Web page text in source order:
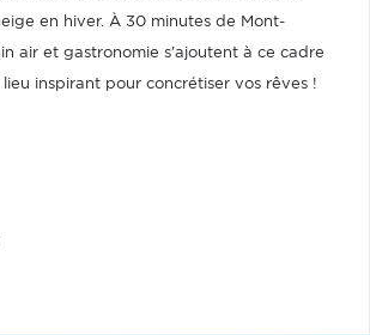
en hiver. À 30 minutes de Mont-
air et gastronomie s'ajoutent à ce cadre
inspirant pour concrétiser vos rêves !